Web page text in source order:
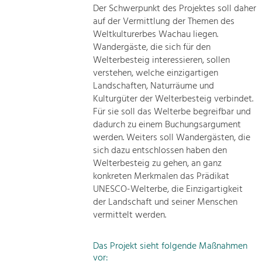
Der Schwerpunkt des Projektes soll daher
auf der Vermittlung der Themen des
Weltkulturerbes Wachau liegen.
Wandergäste, die sich für den
Welterbesteig interessieren, sollen
verstehen, welche einzigartigen
Landschaften, Naturräume und
Kulturgüter der Welterbesteig verbindet.
Für sie soll das Welterbe begreifbar und
dadurch zu einem Buchungsargument
werden. Weiters soll Wandergästen, die
sich dazu entschlossen haben den
Welterbesteig zu gehen, an ganz
konkreten Merkmalen das Prädikat
UNESCO-Welterbe, die Einzigartigkeit
der Landschaft und seiner Menschen
vermittelt werden.
Das Projekt sieht folgende Maßnahmen
vor: